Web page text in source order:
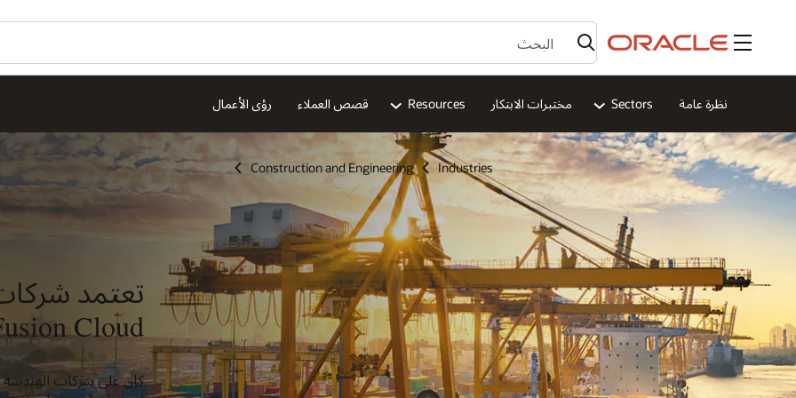
القائمة
نظرة عامة Sectors مختبرات الابتكار Resources قصص العملاء رؤى الأعمال
Industries
Construction and Engineering
تعتمد
Cloud
كان على شركات الهندسة